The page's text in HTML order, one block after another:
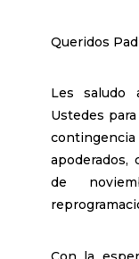
Queridos
Les saludo
Ustedes
contingencia
apoderados,
de